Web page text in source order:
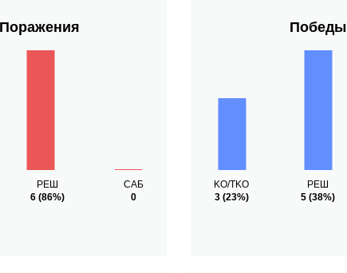
Поражения
РЕШ
6(86%)
САБ
0
Победы
KO/TKO
3(23%)
РЕШ
5 (38%)